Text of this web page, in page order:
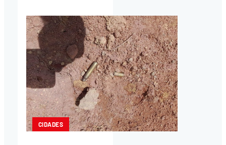
CIDADES